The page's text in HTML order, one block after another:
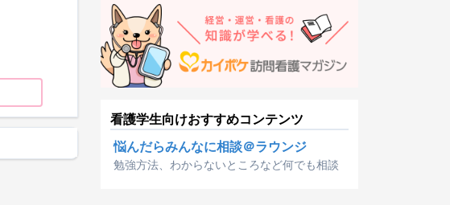
看護学生向けおすすめコンテンツ
悩んだらみんなに相談＠ラウンジ
勉強方法、わからないところなど何でも相談